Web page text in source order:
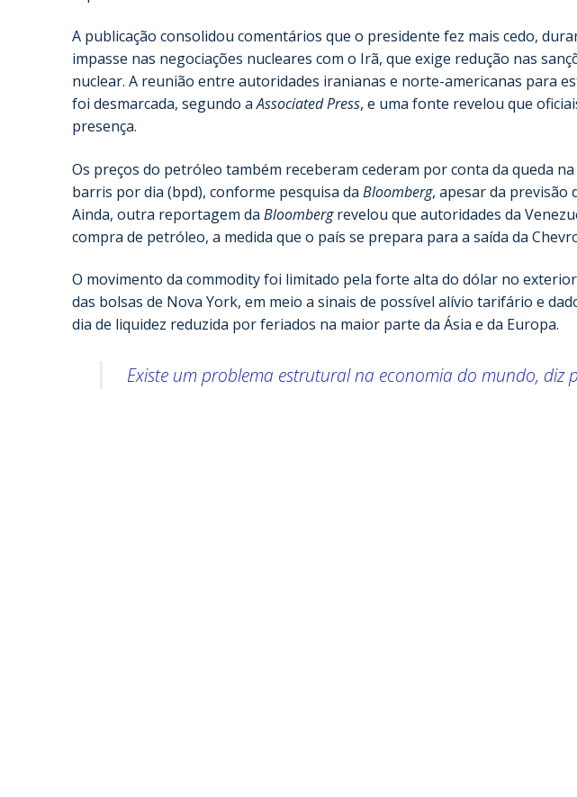
A publicação consolidou comentários que o presidente fez mais cedo,
impasse nas negociações nucleares com o Irã, que exige redução nas
nuclear. A reunião entre autoridades iranianas e norte-americanas para
foi desmarcada, segundo aAssociated Press, e uma fonte revelou que
presença.
Os preços do petróleo também receberam cederam por conta da queda
barris por dia (bpd), conforme pesquisa da Bloomberg, apesar da previsão
Ainda, outra reportagem da Bloombergrevelou que autoridades da
compra de petróleo, a medida que o país se prepara para a saída da
O movimento da commodity foi limitado pela forte alta do dólar no
das bolsas de Nova York, em meio a sinais de possível alívio tarifário e
dia de liquidez reduzida por feriados na maior parte da Ásia e da Europa.
Existe um problema estrutural na economia do mundo, diz